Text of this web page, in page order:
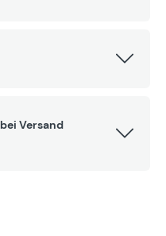
Versand